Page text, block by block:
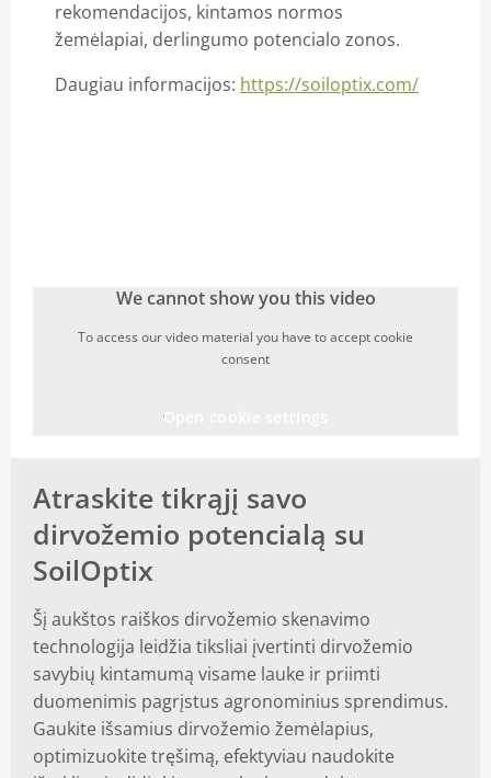
rekomendacijos, kintamos normos
žemėlapiai, derlingumo potencialo zonos.
Daugiau informacijos: https://soiloptix.com/
We cannot show you this video
To access our video material you have to accept cookie
consent
Open cookie settings
Atraskite tikrąjį savo
dirvožemio potencialą su
SoilOptix
Šį aukštos raiškos dirvožemio skenavimo
technologija leidžia tiksliai įvertinti dirvožemio
savybių kintamumą visame lauke ir priimti
duomenimis pagrįstus agronominius sprendimus.
Gaukite išsamius dirvožemio žemėlapius,
optimizuokite tręšimą, efektyviau naudokite